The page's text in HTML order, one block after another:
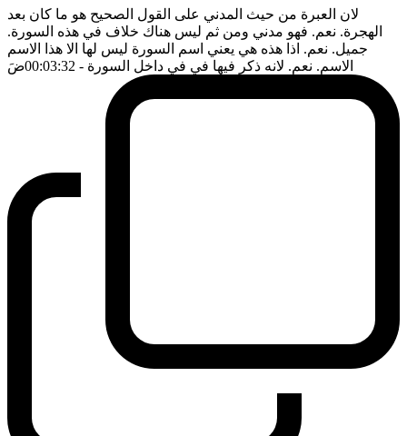
لان العبرة من حيث المدني على القول الصحيح هو ما كان بعد
الهجرة. نعم. فهو مدني ومن ثم ليس هناك خلاف في هذه السورة.
جميل. نعم. اذا هذه هي يعني اسم السورة ليس لها الا هذا الاسم
الاسم. نعم. لانه ذكر فيها في في داخل السورة - 00:03:32 ضَ